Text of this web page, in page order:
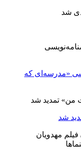
«مدرسه‌ای که
شد